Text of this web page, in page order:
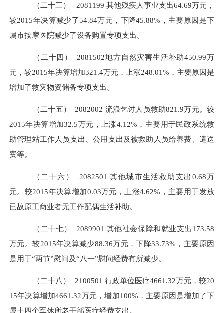
（二十三） 2081199 其他残疾人事业支出64.69万元，
较2015年决算减少了54.84万元，下降45.88%，主要原因是下
属市按摩医院减少了设备购置专项支出。
（二十四） 2081502地方自然灾害生活补助450.99万
元，较2015年决算增加321.4万元，上涨248.01%，主要原因是
增加了救灾物资储备专项支出。
（二十五） 2082002 流浪乞讨人员救助821.9万元。较
2015年决算增加32.5万元，上涨4.12%，主要用于民政系统救
助管理站工作人员支出、公用支出及被救助人员给养费、遣送
费等。
（二十六） 2082501其他城市生活救助支出 0.68万
元。较2015年决算增加0.03万元，上涨4.62%，主要用于发放
已故原工商业者无工作配偶生活补助。
（二十七） 2089901 其他社会保障和就业支出 173.58
万元。较2015年决算减少88.36万元，下降33.73%，主要原因
是用于“两节”慰问及“八一”慰问经费有所减少。
（二十八） 2100501 行政单位医疗4661.32万元，较20
15年决算增加4661.32万元，增加100%，主要原因是增加了下
属十四个军休所老干部医疗经费支出。